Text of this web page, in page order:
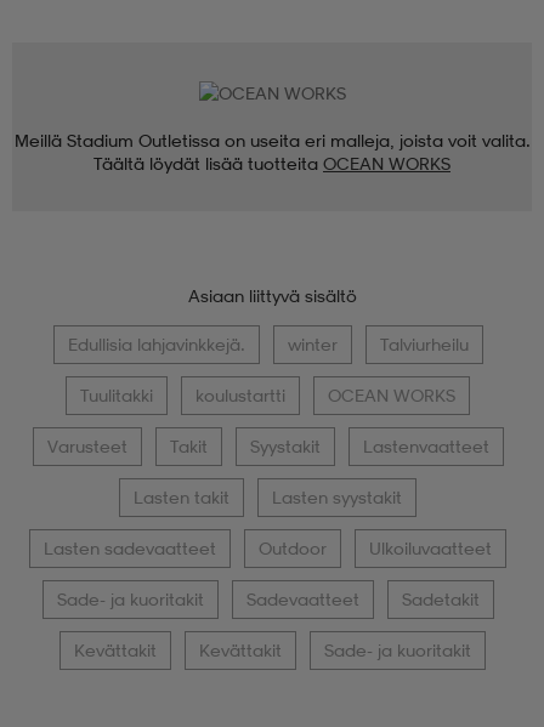
Meillä Stadium Outletissa on useita eri malleja, joista voit valita.
Täältä löydät lisää tuotteita OCEAN WORKS
Asiaan liittyvä sisältö
Edullisia lahjavinkkejä. winter Talviurheilu
Tuulitakki koulustartti OCEAN WORKS
Varusteet Takit Syystakit Lastenvaatteet
Lasten takit Lasten syystakit
Lasten sadevaatteet Outdoor Ulkoiluvaatteet
Sade- ja kuoritakit Sadevaatteet Sadetakit
Kevättakit Kevättakit Sade- ja kuoritakit